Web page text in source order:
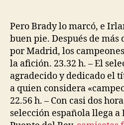
entrada
Pero Brady lo marcó, e
buen pie. Después de más
por Madrid, los
la afición. 23.32 h. – El
agradecido y dedicado el
a quien considera
22.56 h. – Con casi dos
selección española llega